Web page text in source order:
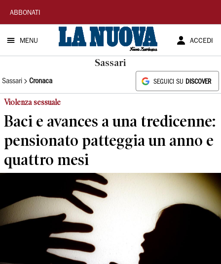
La
Nuova
Sardegna
ABBONATI
MENU ACCEDI
Sassari
Sassari Cronaca SEGUICI SU DISCOVER
Violenza sessuale
Baci e avances a una tredicenne:
pensionato patteggia un anno e
quattro mesi